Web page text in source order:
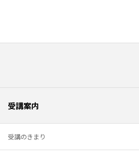
受講案内
受講のきまり